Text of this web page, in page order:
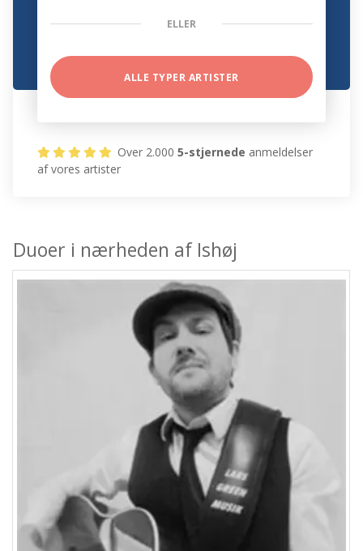
ELLER
ALLE TYPER ARTISTER
Over 2.0005-stjernede anmeldelser
af vores artister
Duoer i nærheden af Ishøj